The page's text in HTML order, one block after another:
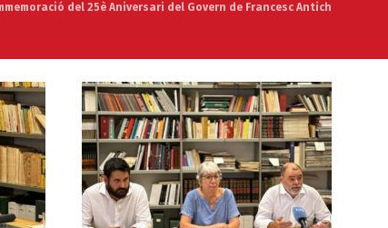
del 25è Aniversari del Govern de Francesc Antich